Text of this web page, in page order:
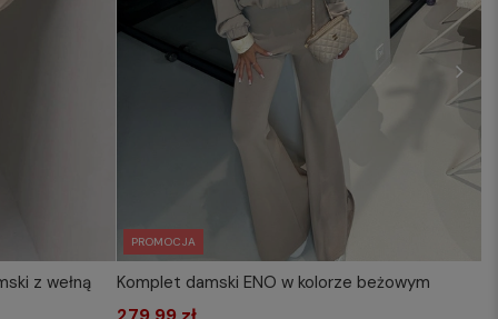
z wełną
PROMOCJA
WYBIERZ ROZMIAR DO KOSZYKA
Komplet damski ENO w kolorze beżowym